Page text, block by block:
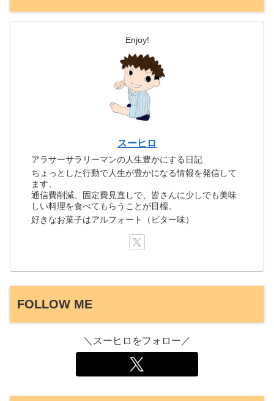
Enjoy!
スーヒロ
アラサーサラリーマンの人生豊かにする日記
ちょっとした行動で人生が豊かになる情報を発信して
ます。
通信費削減、固定費見直しで、皆さんに少しでも美味
しい料理を食べてもらうことが目標。
好きなお菓子はアルフォート（ビター味）
FOLLOW ME
＼スーヒロをフォロー／